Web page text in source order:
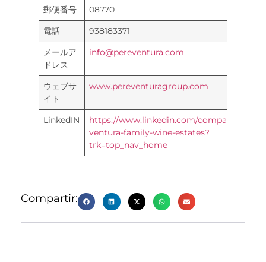
郵便番号
08770
電話
938183371
メールア
ドレス
info@pereventura.com
ウェブサ
イト
www.pereventuragroup.com
LinkedIN
https://www.linkedin.com/company/pere-
ventura-family-wine-estates?
trk=top_nav_home
Compartir: